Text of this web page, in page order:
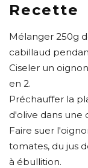
Recette
Mélanger 250g
cabillaud
Ciseler un
en 2.
Préchauffer la
d'olive dans une
Faire suer
tomates, du jus
à ébullition.